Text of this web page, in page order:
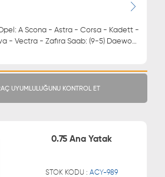
A Scona - Astra - Corsa - Kadett -
Zafıra Saab: (9-5) Daewoo:
55
UYUMLULUĞUNU KONTROL ET
0.75 Ana Yatak
STOK KODU :ACY-989